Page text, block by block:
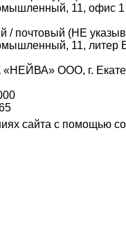
11, офис 1
/ почтовый (НЕ
11, литер
ООО, г.
сайта с помощью